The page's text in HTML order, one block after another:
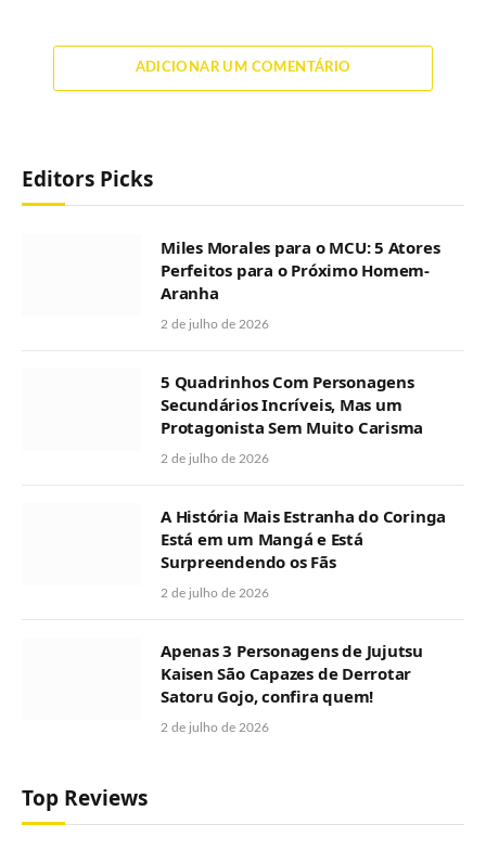
ADICIONAR UM COMENTÁRIO
Editors Picks
Miles Morales para o MCU: 5 Atores
Perfeitos para o Próximo Homem-
Aranha
2 de julho de 2026
5 Quadrinhos Com Personagens
Secundários Incríveis, Mas um
Protagonista Sem Muito Carisma
2 de julho de 2026
A História Mais Estranha do Coringa
Está em um Mangá e Está
Surpreendendo os Fãs
2 de julho de 2026
Apenas 3 Personagens de Jujutsu
Kaisen São Capazes de Derrotar
Satoru Gojo, confira quem!
2 de julho de 2026
Top Reviews